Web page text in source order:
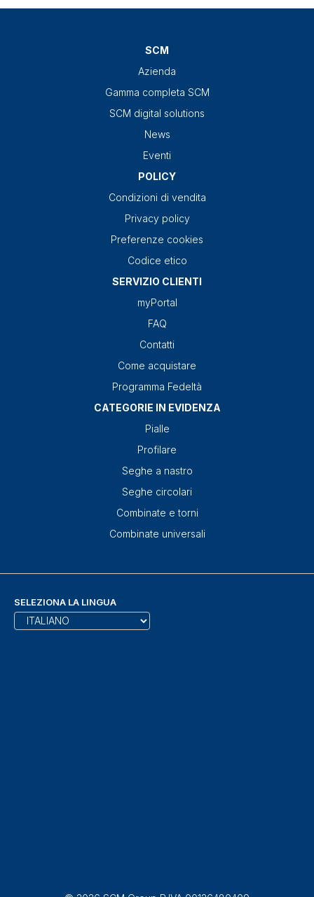
SCM
Azienda
Gamma completa SCM
SCM digital solutions
News
Eventi
POLICY
Condizioni di vendita
Privacy policy
Preferenze cookies
Codice etico
SERVIZIO CLIENTI
myPortal
FAQ
Contatti
Come acquistare
Programma Fedeltà
CATEGORIE IN EVIDENZA
Pialle
Profilare
Seghe a nastro
Seghe circolari
Combinate e torni
Combinate universali
SELEZIONA LA LINGUA